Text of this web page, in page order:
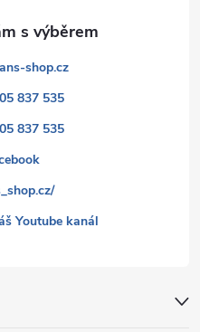
shop.cz
837 535
837 535
Youtube kanál